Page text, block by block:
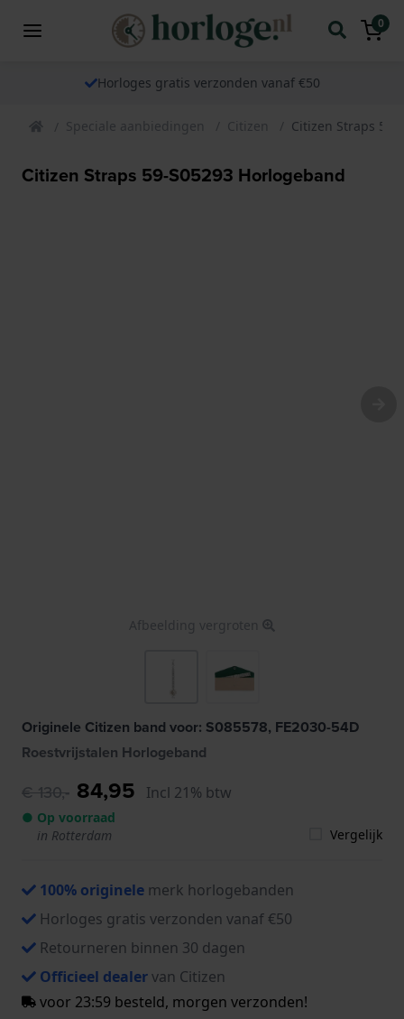
0
Horloges gratis verzonden vanaf €50
Speciale aanbiedingen Citizen Citizen Straps 59-
Citizen Straps 59-S05293 Horlogeband
Afbeelding vergroten
Originele Citizen band voor: S085578, FE2030-54D
Roestvrijstalen Horlogeband
€ 130,- 84,95 Incl 21% btw
● Op voorraad
in Rotterdam
Vergelijk
100% originele merk horlogebanden
Horloges gratis verzonden vanaf €50
Retourneren binnen 30 dagen
Officieel dealervan Citizen
voor 23:59 besteld, morgen verzonden!